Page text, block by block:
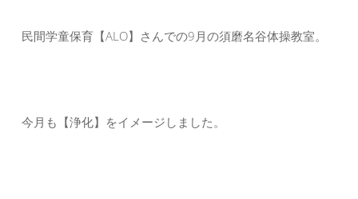
民間学童保育【ALO】さんでの9月の須磨名谷体操教室。
今月も【浄化】をイメージしました。